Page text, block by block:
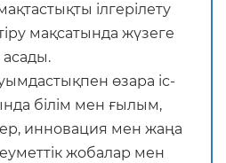
ілгерілету
мақсатында жүзеге
асады.
өзара іс-
білім мен ғылым,
инновация мен жаңа
жобалар мен